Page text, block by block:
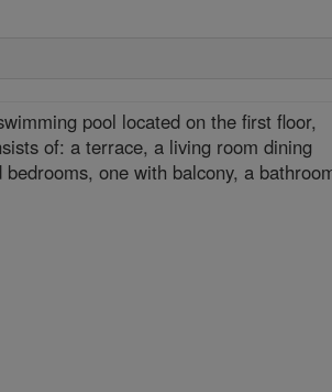
pool located on the first floor,
of: a terrace, a living room dining
one with balcony, a